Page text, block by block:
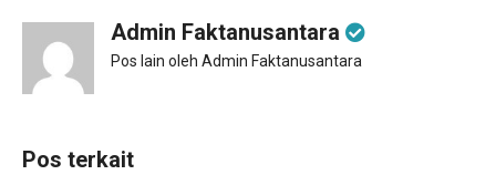
Admin Faktanusantara
Pos lain oleh Admin Faktanusantara
Pos terkait